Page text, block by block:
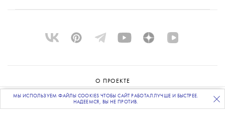
ПОДПИСЫВАЙТЕСЬНА НАШУ ВЕЧЕРНЮЮ РАССЫЛКУ
О ПРОЕКТЕ
КОМАНДА
МЫ ИСПОЛЬЗУЕМ ФАЙЛЫ COOKIES ЧТОБЫ САЙТ РАБОТАЛ ЛУЧШЕ И БЫСТРЕЕ.
НАДЕЕМСЯ, ВЫ НЕ ПРОТИВ.